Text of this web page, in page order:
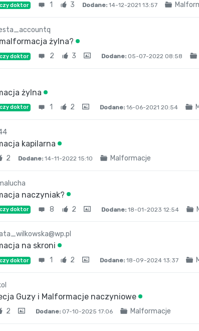
doktor 1 3 Dodane: 14-12-2021 13:57
żylna?
doktor 2 3 Dodane: 05-07-2022 08:58
żylna
doktor 1 2 Dodane: 16-06-2021 20:54
kapilarna
2 Dodane:14-11-2022 15:10 Malformacje
naczyniak?
doktor 8 2 Dodane: 18-01-2023 12:54
na skroni
doktor 1 2 Dodane: 18-09-2024 13:37
Guzy i Malformacje naczyniowe
2 Dodane:07-10-2025 17:06 Malformacje